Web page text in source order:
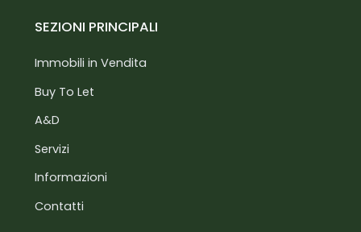
SEZIONI PRINCIPALI
Immobili in Vendita
Buy To Let
A&D
Servizi
Informazioni
Contatti